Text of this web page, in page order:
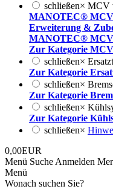
schließen× MCV
MANOTEC® MCV
Erweiterung &
MANOTEC®
Zur Kategorie
schließen×
Zur Kategorie
schließen×
Zur Kategorie
schließen×
Zur Kategorie
schließen×
0,00EUR
Menü Suche Anmelden
Menü
Wonach suchen Sie?